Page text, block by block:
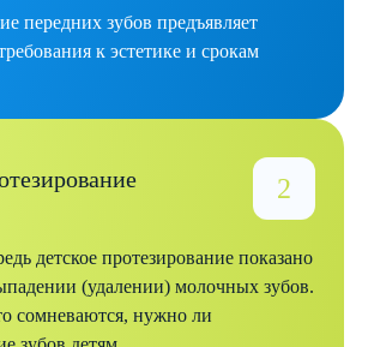
передних зубов предъявляет
к эстетике и срокам
детское протезирование показано
(удалении) молочных зубов.
сомневаются, нужно ли